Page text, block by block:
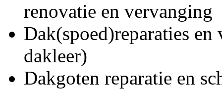
renovatie en vervanging
Dak(spoed)reparaties
dakleer)
Dakgoten reparatie en